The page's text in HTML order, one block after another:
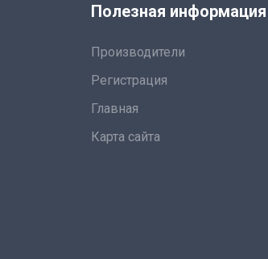
Полезная информация
Производители
Регистрация
Главная
Карта сайта